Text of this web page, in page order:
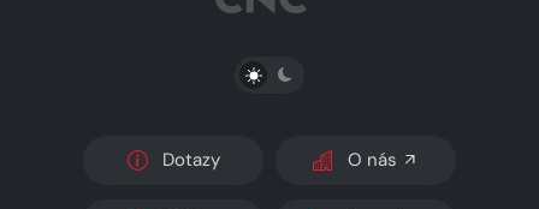
PŘEPNOUT SVĚTLÝ/TMAVÝ REŽIM
Dotazy O nás